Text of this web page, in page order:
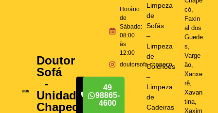
Doutor
Sofá
-
Unidade
Chapecó
49
98865-
4600
49
98865-
4600
Horário
de
Sábado:
08:00
às
12:00
doutorsofa.chapeco
Limpeza
de
Sofás
–
Limpeza
de
Colchões
–
Limpeza
de
Cadeiras
có,
Faxin
al dos
Guede
s,
Varge
ão,
Xanxe
rê,
Xavan
tina,
Xaxim